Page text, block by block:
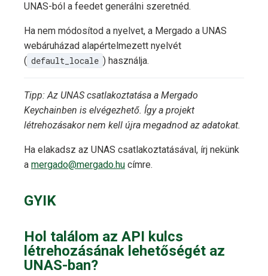
UNAS-ból a feedet generálni szeretnéd.
Ha nem módosítod a nyelvet, a Mergado a UNAS
webáruházad alapértelmezett nyelvét
( default_locale ) használja.
Tipp: Az UNAS csatlakoztatása a Mergado
Keychainben is elvégezhető. Így a projekt
létrehozásakor nem kell újra megadnod az adatokat.
Ha elakadsz az UNAS csatlakoztatásával, írj nekünk
a mergado@mergado.hu címre.
GYIK
Hol találom az API kulcs
létrehozásának lehetőségét az
UNAS-ban?